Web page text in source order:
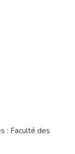
: Faculté des